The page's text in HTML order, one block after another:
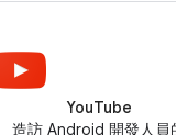
YouTube
造訪 Android 開發人員